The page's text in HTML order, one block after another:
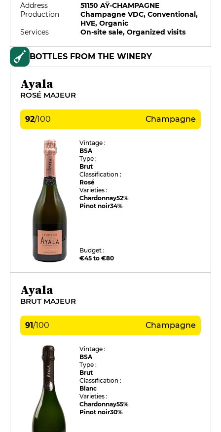
Address
51150 AŸ-CHAMPAGNE
Production
Champagne VDC, Conventional,
HVE, Organic
Services
On-site sale, Organized visits
BOTTLES FROM THE WINERY
Ayala
ROSÉ MAJEUR
92/100 Champagne
Vintage :
BSA
Type :
Brut
Classification :
Rosé
Varieties :
Chardonnay52%
Pinot noir34%
Budget :
€45 to €80
Ayala
BRUT MAJEUR
91/100 Champagne
Vintage :
BSA
Type :
Brut
Classification :
Blanc
Varieties :
Chardonnay55%
Pinot noir30%